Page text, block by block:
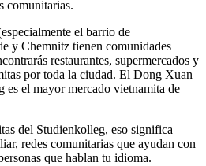
comunitarias.
el barrio de
y Chemnitz tienen comunidades
restaurantes, supermercados y
por toda la ciudad. El Dong Xuan
el mayor mercado vietnamita de
del Studienkolleg, eso significa
redes comunitarias que ayudan con
que hablan tu idioma.